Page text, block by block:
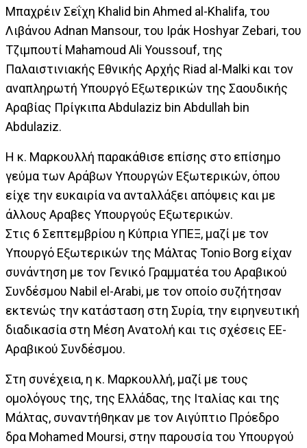
Μπαχρέιν Σεΐχη Khalid bin Ahmed al-Khalifa, του
Λιβάνου Adnan Mansour, του Ιράκ Hoshyar Zebari, του
Τζιμπουτί Mahamoud Ali Youssouf, της
Παλαιστινιακής Εθνικής Αρχής Riad al-Malki και τον
αναπληρωτή Υπουργό Εξωτερικών της Σαουδικής
Αραβίας Πρίγκιπα Abdulaziz bin Abdullah bin
Abdulaziz.
Η κ. Μαρκουλλή παρακάθισε επίσης στο επίσημο
γεύμα των Αράβων Υπουργών Εξωτερικών, όπου
είχε την ευκαιρία να ανταλλάξει απόψεις και με
άλλους Αραβες Υπουργούς Εξωτερικών.
Στις 6 Σεπτεμβρίου η Κύπρια ΥΠΕΞ, μαζί με τον
Υπουργό Εξωτερικών της Μάλτας Tonio Borg είχαν
συνάντηση με τον Γενικό Γραμματέα του Αραβικού
Συνδέσμου Nabil el-Arabi, με τον οποίο συζήτησαν
εκτενώς την κατάσταση στη Συρία, την ειρηνευτική
διαδικασία στη Μέση Ανατολή και τις σχέσεις ΕΕ-
Αραβικού Συνδέσμου.
Στη συνέχεια, η κ. Μαρκουλλή, μαζί με τους
ομολόγους της, της Ελλάδας, της Ιταλίας και της
Μάλτας, συναντήθηκαν με τον Αιγύπτιο Πρόεδρο
δρα Mohamed Moursi, στην παρουσία του Υπουργού